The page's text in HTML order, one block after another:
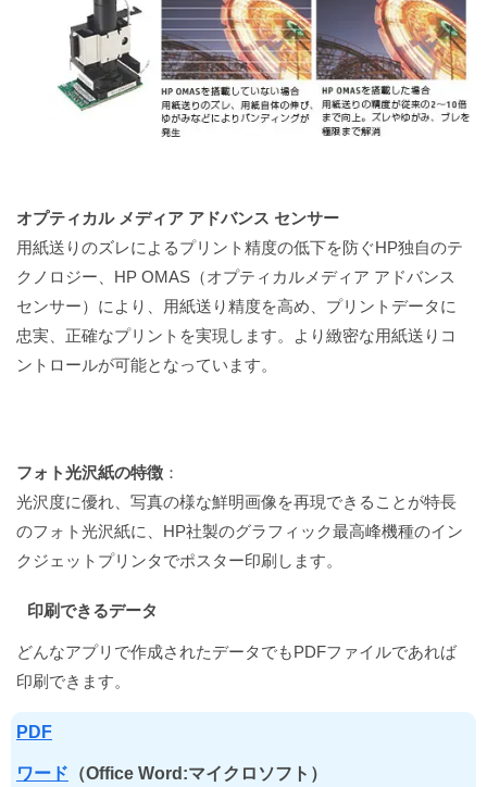
オプティカル メディア アドバンス センサー
用紙送りのズレによるプリント精度の低下を防ぐHP独自のテ
クノロジー、HP OMAS（オプティカルメディア アドバンス
センサー）により、用紙送り精度を高め、プリントデータに
忠実、正確なプリントを実現します。より緻密な用紙送りコ
ントロールが可能となっています。
フォト光沢紙の特徴 ：
光沢度に優れ、写真の様な鮮明画像を再現できることが特長
のフォト光沢紙に、HP社製のグラフィック最高峰機種のイン
クジェットプリンタでポスター印刷します。
印刷できるデータ
どんなアプリで作成されたデータでもPDFファイルであれば
印刷できます。
PDF
ワード （Office Word:マイクロソフト）